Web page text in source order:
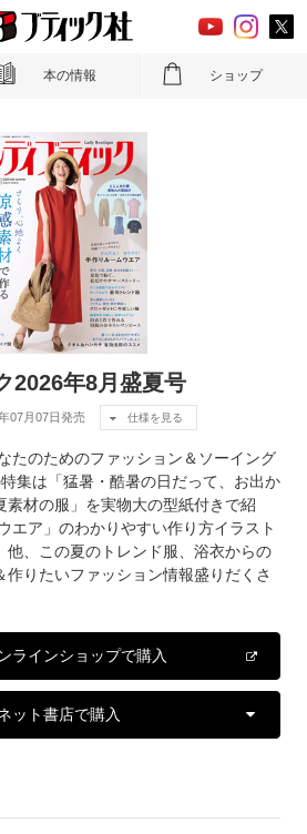
本の情報 ショップ
2026年8月盛夏号
07月07日発売 仕様を見る
たのためのファッション＆ソーイング
集は「猛暑・酷暑の日だって、お出か
素材の服」を実物大の型紙付きで紹
エア」のわかりやすい作り方イラスト
他、この夏のトレンド服、浴衣からの
作りたいファッション情報盛りだくさ
ラインショップで購入
ット書店で購入